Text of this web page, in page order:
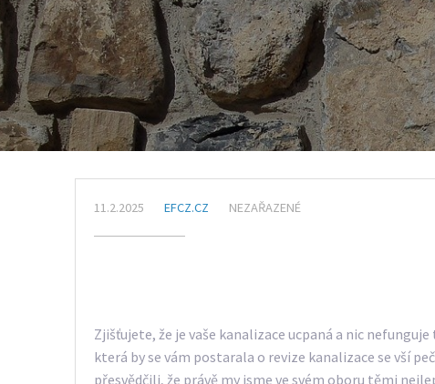
11.2.2025 EFCZ.CZ NEZAŘAZENÉ
Zjišťujete, že je vaše kanalizace ucpaná a nic
která by se vám postarala o revize kanalizace se vší
přesvědčili, že právě my jsme ve svém oboru těmi